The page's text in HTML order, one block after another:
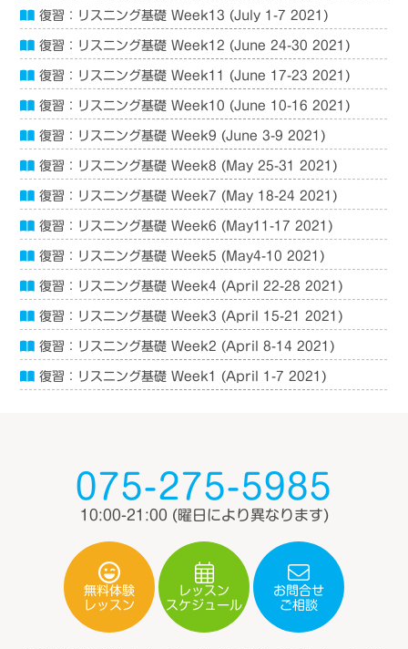
復習：リスニング基礎 Week13 (July 1-7 2021)
復習：リスニング基礎 Week12 (June 24-30 2021)
復習：リスニング基礎 Week11 (June 17-23 2021)
復習：リスニング基礎 Week10 (June 10-16 2021)
復習：リスニング基礎 Week9 (June 3-9 2021)
復習：リスニング基礎 Week8 (May 25-31 2021)
復習：リスニング基礎 Week7 (May 18-24 2021)
復習：リスニング基礎 Week6 (May11-17 2021)
復習：リスニング基礎 Week5 (May4-10 2021)
復習：リスニング基礎 Week4 (April 22-28 2021)
復習：リスニング基礎 Week3 (April 15-21 2021)
復習：リスニング基礎 Week2 (April 8-14 2021)
復習：リスニング基礎 Week1 (April 1-7 2021)
075-275-5985
10:00-21:00 (曜日により異なります)
無料体験
レッスン
レッスン
スケジュール
お問合せ
ご相談